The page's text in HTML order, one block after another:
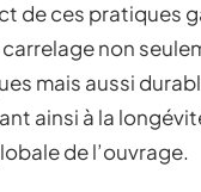
de ces pratiques
non
mais aussi
ainsi à la
de l’ouvrage.